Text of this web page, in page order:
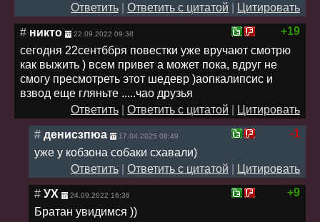
Ответить
Ответить с цитатой
Цитировать
+19
# никто 22.09.2022 09:38
сегодня 22сентббря повестки уже вручают смотрю
как выжить ) всем привет а может пока, вдруг не
смогу пресмотреть этот шедевр )аопкалипсис и
взвод еще гляньте .....чао друзья
Ответить
Ответить с цитатой
Цитировать
-1
# денисзпюа 17.04.2025 08:49
уже у кобзона собаки схавали)
Ответить
Ответить с цитатой
Цитировать
+9
# УХ 24.09.2022 16:36
Братан увидимся ))